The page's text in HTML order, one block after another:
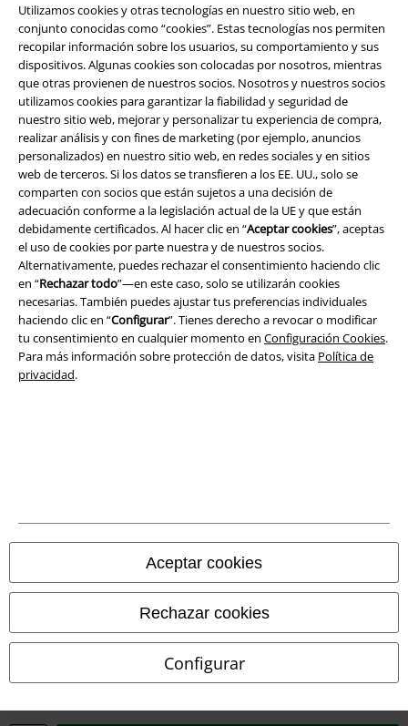
Utilizamos cookies y otras tecnologías en nuestro sitio web, en
conjunto conocidas como “cookies”. Estas tecnologías nos permiten
recopilar información sobre los usuarios, su comportamiento y sus
dispositivos. Algunas cookies son colocadas por nosotros, mientras
que otras provienen de nuestros socios. Nosotros y nuestros socios
utilizamos cookies para garantizar la fiabilidad y seguridad de
nuestro sitio web, mejorar y personalizar tu experiencia de compra,
realizar análisis y con fines de marketing (por ejemplo, anuncios
personalizados) en nuestro sitio web, en redes sociales y en sitios
web de terceros. Si los datos se transfieren a los EE. UU., solo se
comparten con socios que están sujetos a una decisión de
adecuación conforme a la legislación actual de la UE y que están
debidamente certificados. Al hacer clic en “Aceptar cookies”, aceptas
el uso de cookies por parte nuestra y de nuestros socios.
Alternativamente, puedes rechazar el consentimiento haciendo clic
en “Rechazar todo”—en este caso, solo se utilizarán cookies
necesarias. También puedes ajustar tus preferencias individuales
haciendo clic en “Configurar”. Tienes derecho a revocar o modificar
tu consentimiento en cualquier momento en Configuración Cookies.
Para más información sobre protección de datos, visita Política de
privacidad.
Aceptar cookies
Rechazar cookies
Configurar
Legal
Términos y Condiciones
Aviso Legal
Ley protección de datos
Eliminación de residuos y protección del medioambiente
Declaración de Conformidad
Todos los precios incluyen el IVA pero no losgastos de transporte
© 1986-2026 E.M.P. Merchandising HGmbH
Tiendas EMP online